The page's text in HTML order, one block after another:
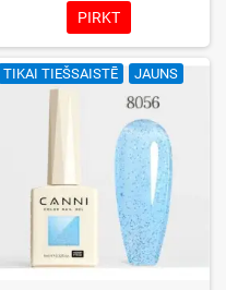
UV/LED lampās un ilgstoša
noturība. Katrs flakons iepakots
kastītē – pirmo reizi to atvērsiet
tikai jūs.
PIRKT
TIKAI TIEŠSAISTĒ JAUNS